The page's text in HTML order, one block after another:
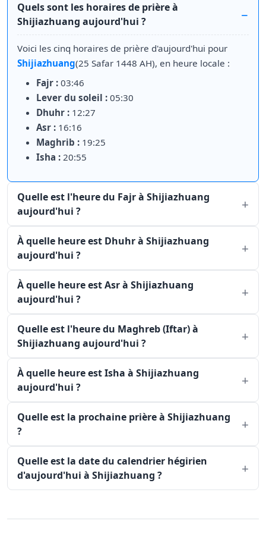
Quels sont les horaires de prière à
Shijiazhuang aujourd'hui ?
Voici les cinq horaires de prière d'aujourd'hui pour
Shijiazhuang(25 Safar 1448 AH), en heure locale :
Fajr : 03:46
Lever du soleil : 05:30
Dhuhr : 12:27
Asr : 16:16
Maghrib : 19:25
Isha : 20:55
Quelle est l'heure du Fajr à Shijiazhuang
aujourd'hui ?
À quelle heure est Dhuhr à Shijiazhuang
aujourd'hui ?
À quelle heure est Asr à Shijiazhuang
aujourd'hui ?
Quelle est l'heure du Maghreb (Iftar) à
Shijiazhuang aujourd'hui ?
À quelle heure est Isha à Shijiazhuang
aujourd'hui ?
Quelle est la prochaine prière à Shijiazhuang
?
Quelle est la date du calendrier hégirien
d'aujourd'hui à Shijiazhuang ?